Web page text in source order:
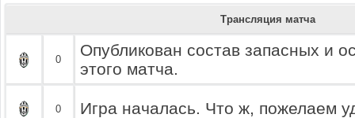
Трансляция матча
0
Опубликован состав запасных и
этого матча.
0 Игра началась. Что ж, пожелаем